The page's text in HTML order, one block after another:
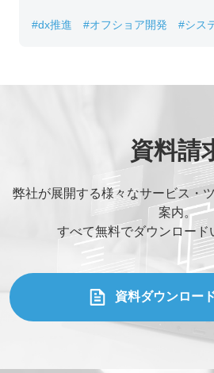
#dx推進 #オフショア開発 #シス
資料請
弊社が展開する様々なサービス・
案内。
すべて無料でダウンロード
資料ダウンロー